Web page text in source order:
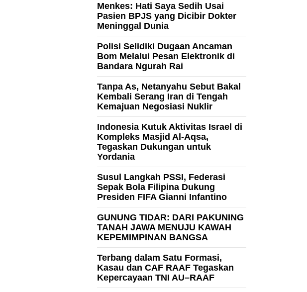
Menkes: Hati Saya Sedih Usai
Pasien BPJS yang Dicibir Dokter
Meninggal Dunia
Polisi Selidiki Dugaan Ancaman
Bom Melalui Pesan Elektronik di
Bandara Ngurah Rai
Tanpa As, Netanyahu Sebut Bakal
Kembali Serang Iran di Tengah
Kemajuan Negosiasi Nuklir
Indonesia Kutuk Aktivitas Israel di
Kompleks Masjid Al-Aqsa,
Tegaskan Dukungan untuk
Yordania
Susul Langkah PSSI, Federasi
Sepak Bola Filipina Dukung
Presiden FIFA Gianni Infantino
GUNUNG TIDAR: DARI PAKUNING
TANAH JAWA MENUJU KAWAH
KEPEMIMPINAN BANGSA
Terbang dalam Satu Formasi,
Kasau dan CAF RAAF Tegaskan
Kepercayaan TNI AU–RAAF